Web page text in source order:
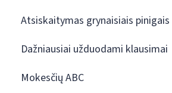
Atsiskaitymas grynaisiais pinigais
Dažniausiai užduodami klausimai
Mokesčių ABC